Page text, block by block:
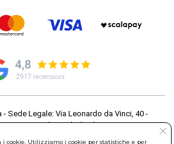
Sede Legale: Via Leonardo da Vinci, 40 -
Monterotondo Scalo (RM)
i cookie. Utilizziamo i cookie per statistiche e per